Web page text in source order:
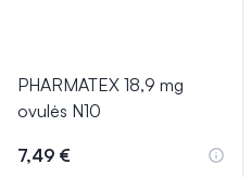
PHARMATEX 18,9 mg
ovulės N10
7,49 €